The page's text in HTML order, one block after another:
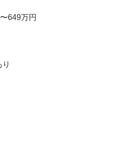
649万円